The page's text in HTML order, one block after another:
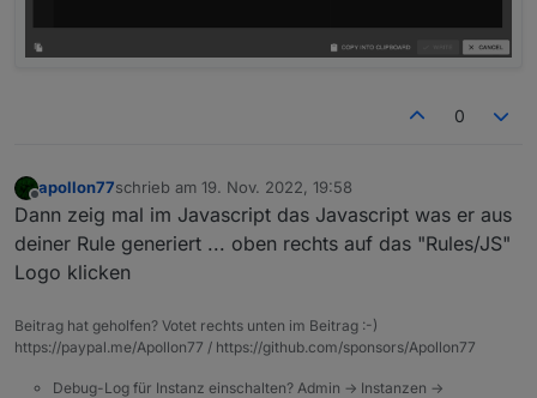
0
apollon77schrieb am 19. Nov. 2022, 19:58
zuletzt editiert von
Dann zeig mal im Javascript das Javascript was er aus
deiner Rule generiert ... oben rechts auf das "Rules/JS"
Logo klicken
Beitrag hat geholfen? Votet rechts unten im Beitrag :-)
https://paypal.me/Apollon77 / https://github.com/sponsors/Apollon77
Debug-Log für Instanz einschalten? Admin -> Instanzen ->